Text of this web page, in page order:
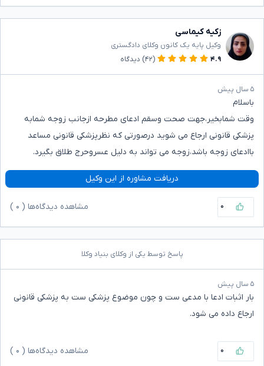
زکیه کیماسی
وکیل پایه یک کانون وکلای دادگستری
۴.۹
(۴۲) دیدگاه
۵ سال پیش
باسلام
وقت شمابخیر،جهت صحت وسقم ادعای مطرحه ازجانب زوجه شمابه
پزشکی قانونی ارجاع می شوید درصورتی که نظرپزشکی قانونی مساعد
باادعای زوجه باشد،زوجه می تواند به دلیل عسروحرج طلاق بگیرد.
دریافت مشاوره از این وکیل
۰ مشاهده دیدگاه‌ها ( ۰
پاسخ توسط یکی از وکلای بنیاد وکلا
۵ سال پیش
بار اثبات ادعا با مدعی ست و چون موضوع پزشکی ست به پزشکی قانونی
ارجاع داده می شود.
۰ مشاهده دیدگاه‌ها ( ۰